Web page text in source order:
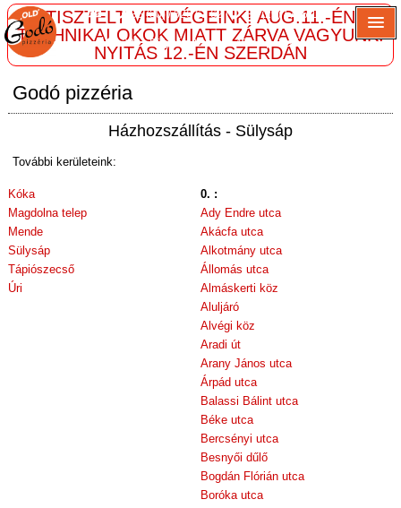
36 (30) / 526 61 62 36 (29) / 745 146
2241 Sülysáp, Vasút u. 45/c Belépés
TISZTELT VENDÉGEINK! AUG.11.-ÉN
TECHNIKAI OKOK MIATT ZÁRVA VAGYUNK!
NYITÁS 12.-ÉN SZERDÁN
Godó pizzéria
Házhozszállítás - Sülysáp
További kerületeink:
Kóka
Magdolna telep
Mende
Sülysáp
Tápiószecső
Úri
0. :
Ady Endre utca
Akácfa utca
Alkotmány utca
Állomás utca
Almáskerti köz
Aluljáró
Alvégi köz
Aradi út
Arany János utca
Árpád utca
Balassi Bálint utca
Béke utca
Bercsényi utca
Besnyői dűlő
Bogdán Flórián utca
Boróka utca